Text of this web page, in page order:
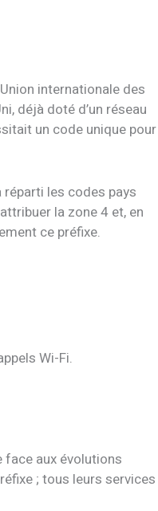
internationale des
déjà doté d’un réseau
un code unique pour
les codes pays
la zone 4 et, en
ce préfixe.
Wi-Fi.
face aux évolutions
; tous leurs services